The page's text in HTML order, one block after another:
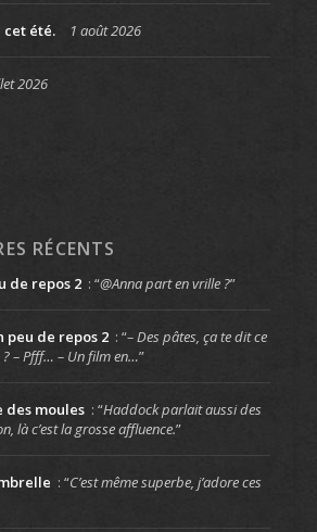
cet été. 1 août 2026
2026
RÉCENTS
de repos 2 : “@Anna part en vrille ?”
peu de repos 2 : “– Des pâtes, ça te dit ce
– Pfff… – Un film en…”
des moules : “Haddock parlait aussi des
là c’est la grosse affluence.”
: “C’est même superbe, j’adore ces